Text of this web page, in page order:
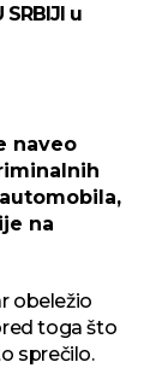
SRBIJI u
naveo
na
obeležio
toga što
sprečilo.